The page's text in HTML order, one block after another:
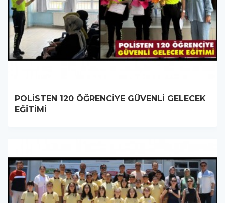
POLİSTEN 120 ÖĞRENCİYE GÜVENLİ GELECEK
EĞİTİMİ